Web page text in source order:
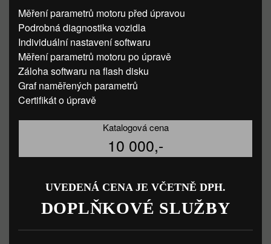
Měření parametrů motoru před úpravou
Podrobná diagnostika vozidla
Individuální nastavení softwaru
Měření parametrů motoru po úpravě
Záloha softwaru na flash disku
Graf naměřených parametrů
Certifikát o úpravě
Katalogová cena
10 000,-
UVEDENÁ CENA JE VČETNĚ DPH.
DOPLŇKOVÉ SLUŽBY